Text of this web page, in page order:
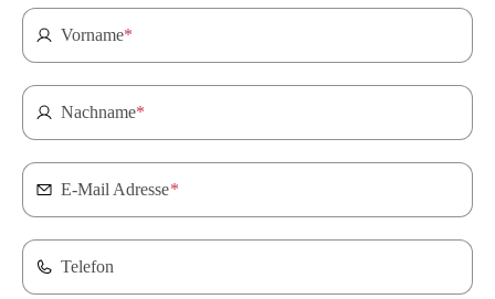
Vorname*
Nachname*
E-Mail Adresse*
Telefon